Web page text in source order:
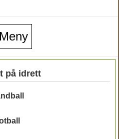
Meny
på idrett